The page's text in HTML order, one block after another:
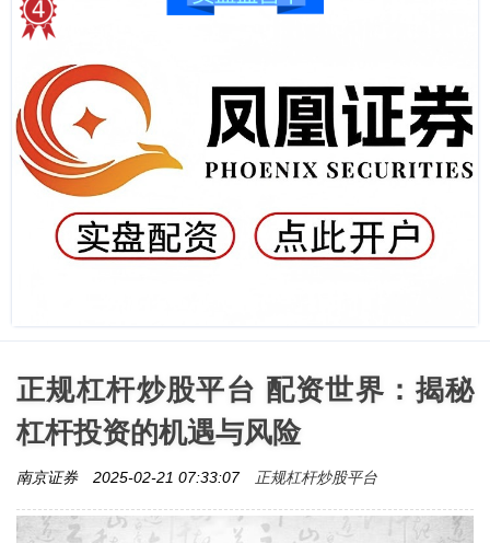
正规杠杆炒股平台 配资世界：揭秘
杠杆投资的机遇与风险
南京证券 2025-02-21 07:33:07 正规杠杆炒股平台